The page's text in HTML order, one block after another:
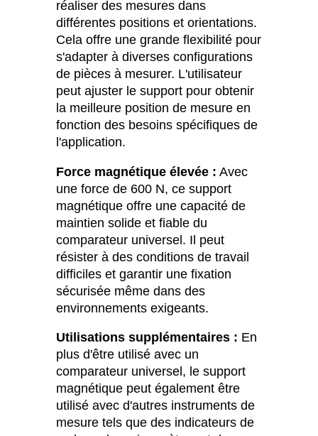
réaliser des mesures dans
différentes positions et orientations.
Cela offre une grande flexibilité pour
s'adapter à diverses configurations
de pièces à mesurer. L'utilisateur
peut ajuster le support pour obtenir
la meilleure position de mesure en
fonction des besoins spécifiques de
l'application.
Force magnétique élevée : Avec
une force de 600 N, ce support
magnétique offre une capacité de
maintien solide et fiable du
comparateur universel. Il peut
résister à des conditions de travail
difficiles et garantir une fixation
sécurisée même dans des
environnements exigeants.
Utilisations supplémentaires : En
plus d'être utilisé avec un
comparateur universel, le support
magnétique peut également être
utilisé avec d'autres instruments de
mesure tels que des indicateurs de